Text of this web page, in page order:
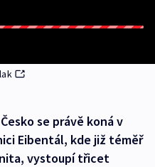
se právě koná v
Eibentál, kde již téměř
vystoupí třicet